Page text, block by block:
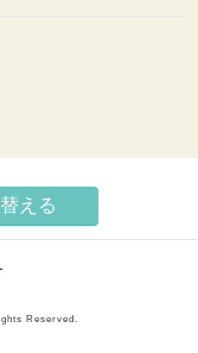
える
Reserved.